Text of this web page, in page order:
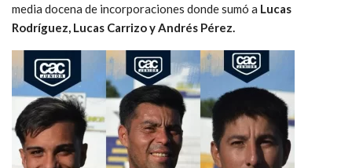
media docena de incorporaciones donde sumó a Lucas
Rodríguez, Lucas Carrizo y Andrés Pérez.